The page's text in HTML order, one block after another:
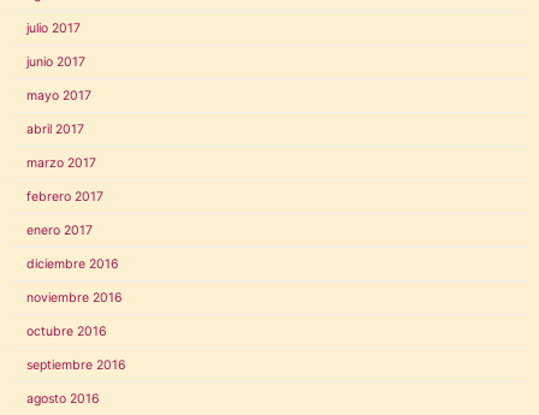
julio 2017
junio 2017
mayo 2017
abril 2017
marzo 2017
febrero 2017
enero 2017
diciembre 2016
noviembre 2016
octubre 2016
septiembre 2016
agosto 2016